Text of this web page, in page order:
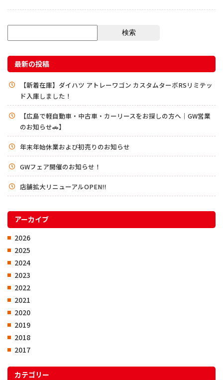
検索
最新の投稿
【新着在庫】ダイハツ アトレーワゴン カスタムターボRSリミテッ
ド入庫しました！
【広島で軽自動車・中古車・カーリースをお探しの方へ｜GW営業
のお知らせ🚗】
年末年始休業および初売りのお知らせ
GWフェア開催のお知らせ！
店舗拡大リニューアルOPEN!!
アーカイブ
2026
2025
2024
2023
2022
2021
2020
2019
2018
2017
カテゴリー